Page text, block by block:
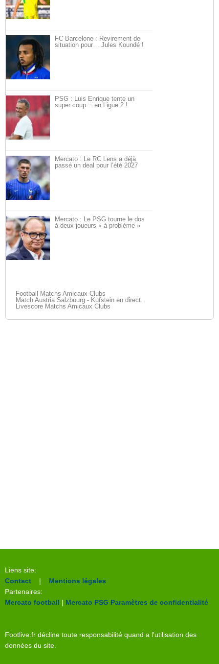
FC Barcelone : Revirement de
situation pour… Jules Koundé !
PSG : Luis Enrique tente un
super coup… en Ligue 2 !
Mercato : Le RC Lens a déjà
passé un deal pour l’été 2027
Mercato : Le PSG tourne le dos
à deux joueurs « à problème »
Football Matchs Amicaux Clubs
Match Austria Salzbourg - Kufstein en direct.
Livescore Matchs Amicaux Clubs
Liens site:
Contact | Mentions légales
Partenaires:
Mercato football | Mercato PSG Paramètres de confidentialité
Footlive.fr décline toute responsabilité quand a l'utilisation des
données du site.